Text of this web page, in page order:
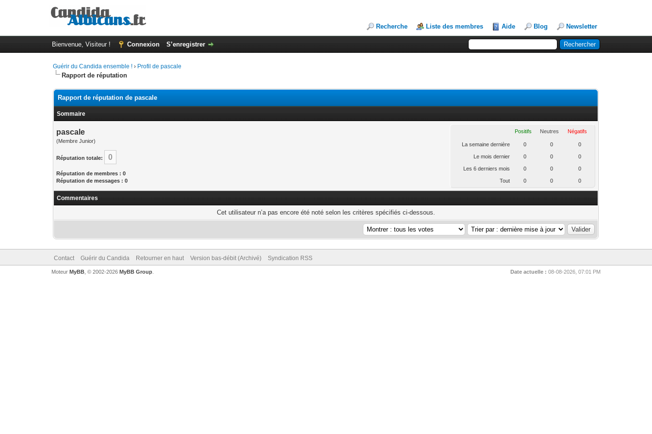
Recherche Liste des membres Aide Blog Newsletter
Bienvenue, Visiteur ! Connexion S’enregistrer
Guérir du Candida ensemble ! › Profil de pascale
Rapport de réputation
Rapport de réputation de pascale
Sommaire
pascale
(Membre Junior)
Réputation totale: 0
Réputation de membres : 0
Réputation de messages : 0
Positifs Neutres Négatifs
La semaine dernière 0 0 0
Le mois dernier 0 0 0
Les 6 derniers mois 0 0 0
Tout 0 0 0
Commentaires
Cet utilisateur n’a pas encore été noté selon les critères spécifiés ci-dessous.
Contact Guérir du Candida Retourner en haut Version bas-débit (Archivé) Syndication RSS
Date actuelle : 08-08-2026, 07:01 PM
Moteur MyBB, © 2002-2026 MyBB Group.